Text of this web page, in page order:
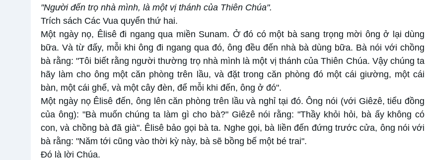
"Người đến trọ nhà mình, là một vị thánh của Thiên Chúa".
Trích sách Các Vua quyển thứ hai.
Một ngày nọ, Êlisê đi ngang qua miền Sunam. Ở đó có một bà sang trọng mời ông ở lại dùng
bữa. Và từ đấy, mỗi khi ông đi ngang qua đó, ông đều đến nhà bà dùng bữa. Bà nói với chồng
bà rằng: "Tôi biết rằng người thường trọ nhà mình là một vị thánh của Thiên Chúa. Vậy chúng ta
hãy làm cho ông một căn phòng trên lầu, và đặt trong căn phòng đó một cái giường, một cái
bàn, một cái ghế, và một cây đèn, để mỗi khi đến, ông ở đó".
Một ngày nọ Êlisê đến, ông lên căn phòng trên lầu và nghỉ tại đó. Ông nói (với Giêzê, tiểu đồng
của ông): "Bà muốn chúng ta làm gì cho bà?" Giêzê nói rằng: "Thầy khỏi hỏi, bà ấy không có
con, và chồng bà đã già". Êlisê bảo gọi bà ta. Nghe gọi, bà liền đến đứng trước cửa, ông nói với
bà rằng: "Năm tới cũng vào thời kỳ này, bà sẽ bồng bế một bé trai".
Ðó là lời Chúa.